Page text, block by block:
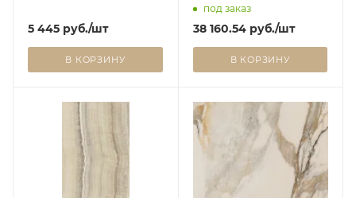
5 445 руб./шт
В КОРЗИНУ
под заказ
38 160.54руб./шт
В КОРЗИНУ